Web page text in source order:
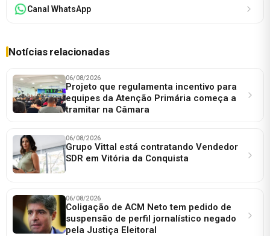
Canal WhatsApp
Notícias relacionadas
06/08/2026
Projeto que regulamenta incentivo para
equipes da Atenção Primária começa a
tramitar na Câmara
06/08/2026
Grupo Vittal está contratando Vendedor
SDR em Vitória da Conquista
06/08/2026
Coligação de ACM Neto tem pedido de
suspensão de perfil jornalístico negado
pela Justiça Eleitoral